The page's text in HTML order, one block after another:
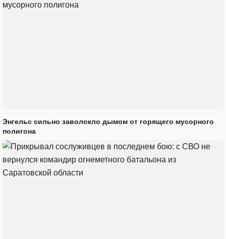
Энгельс сильно заволокло дымом от горящего мусорного
полигона